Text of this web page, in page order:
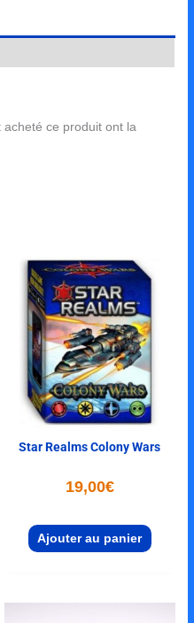
acheté ce produit ont la
Star Realms Colony Wars
19,00€
Ajouter au panier